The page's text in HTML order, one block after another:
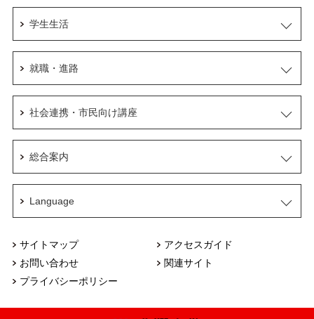
サイトマップ
アクセスガイド
お問い合わせ
関連サイト
プライバシーポリシー
学生生活
就職・進路
社会連携・市民向け講座
総合案内
Language